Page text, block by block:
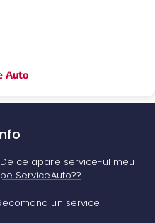
Auto
De ce apare service-ul meu
pe ServiceAuto??
un service